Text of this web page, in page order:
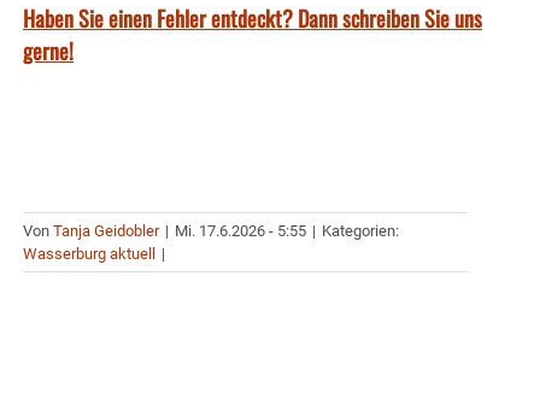
Haben Sie einen Fehler entdeckt? Dann schreiben Sie uns
gerne!
Von Tanja Geidobler | Mi. 17.6.2026 - 5:55 | Kategorien:
Wasserburg aktuell
|